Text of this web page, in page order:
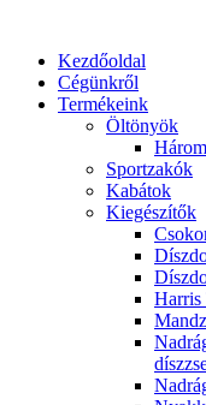
tartalomhozKezdőoldal
Cégünkről
Termékeink
Öltönyök
Sportzakók
Kabátok
Kiegészítők
Harris